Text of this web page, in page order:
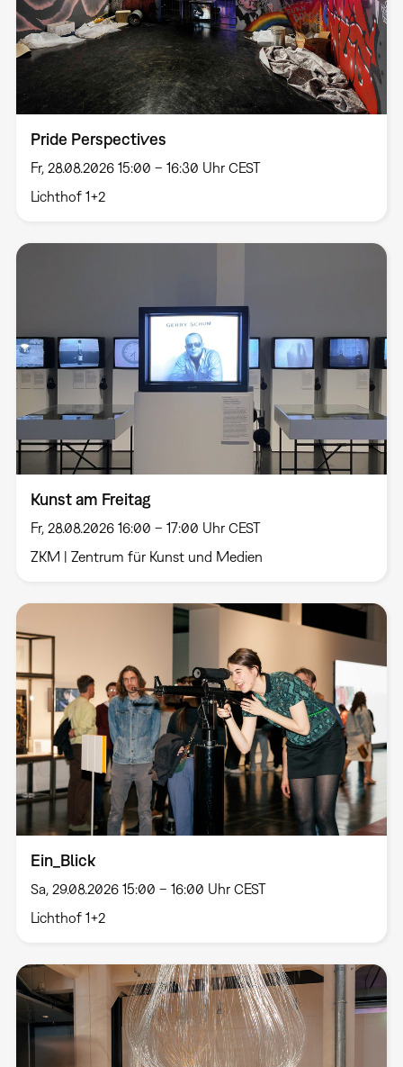
Pride Perspectives
Fr, 28.08.2026 15:00 – 16:30 Uhr CEST
Lichthof 1+2
Kunst am Freitag
Fr, 28.08.2026 16:00 – 17:00 Uhr CEST
ZKM | Zentrum für Kunst und Medien
Ein_Blick
Sa, 29.08.2026 15:00 – 16:00 Uhr CEST
Lichthof 1+2